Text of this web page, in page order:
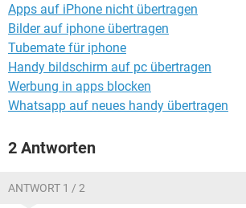
Apps auf iPhone nicht übertragen
Bilder auf iphone übertragen
Tubemate für iphone
Handy bildschirm auf pc übertragen
Werbung in apps blocken
Whatsapp auf neues handy übertragen
2 Antworten
ANTWORT 1 / 2